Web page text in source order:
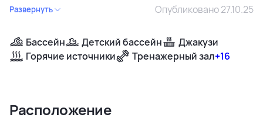
Развернуть Опубликовано 27.10.25
Бассейн Детский бассейн
Джакузи
Горячие источники
Тренажерный зал+16
Расположение